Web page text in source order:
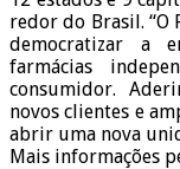
redor do Brasil. “O
democratizar a
farmácias
consumidor.
novos clientes e
abrir uma nova
Mais informações